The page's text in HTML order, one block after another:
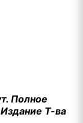
Полное
Т-ва